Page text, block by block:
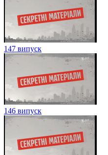
147 випуск
146 випуск